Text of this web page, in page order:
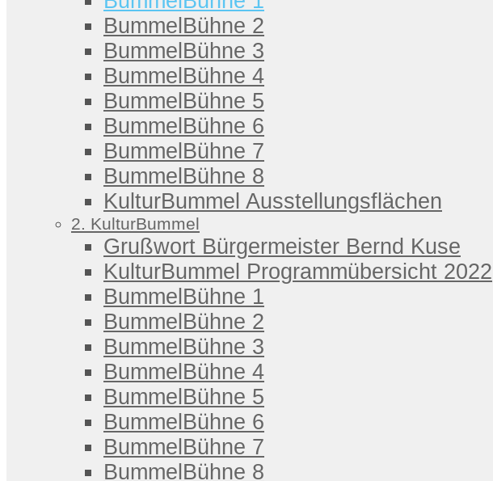
BummelBühne 2
BummelBühne 3
BummelBühne 4
BummelBühne 5
BummelBühne 6
BummelBühne 7
BummelBühne 8
KulturBummel Ausstellungsflächen
2. KulturBummel
Grußwort Bürgermeister Bernd Kuse
KulturBummel Programmübersicht 2022
BummelBühne 1
BummelBühne 2
BummelBühne 3
BummelBühne 4
BummelBühne 5
BummelBühne 6
BummelBühne 7
BummelBühne 8